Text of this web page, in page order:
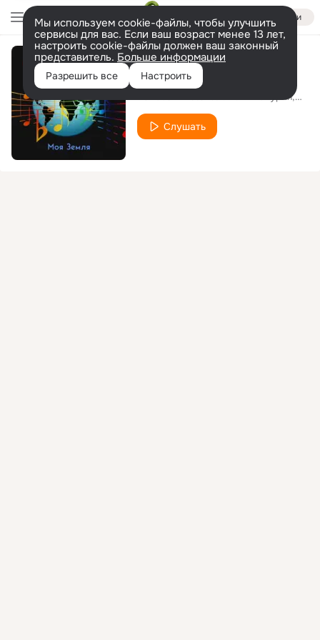
Войти
Мы используем cookie-файлы, чтобы улучшить
сервисы для вас. Если ваш возраст менее 13 лет,
настроить cookie-файлы должен ваш законный
представитель. Больше информации
Разрешить все Настроить
Моя Земля
Kэти Топурия
Слушать